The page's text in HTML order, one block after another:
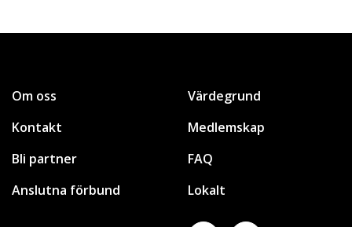
Om oss
Kontakt
Bli partner
Anslutna förbund
Värdegrund
Medlemskap
FAQ
Lokalt